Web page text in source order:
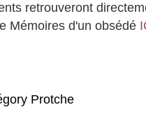
retrouveront
Mémoires d'un obsédé
Protche